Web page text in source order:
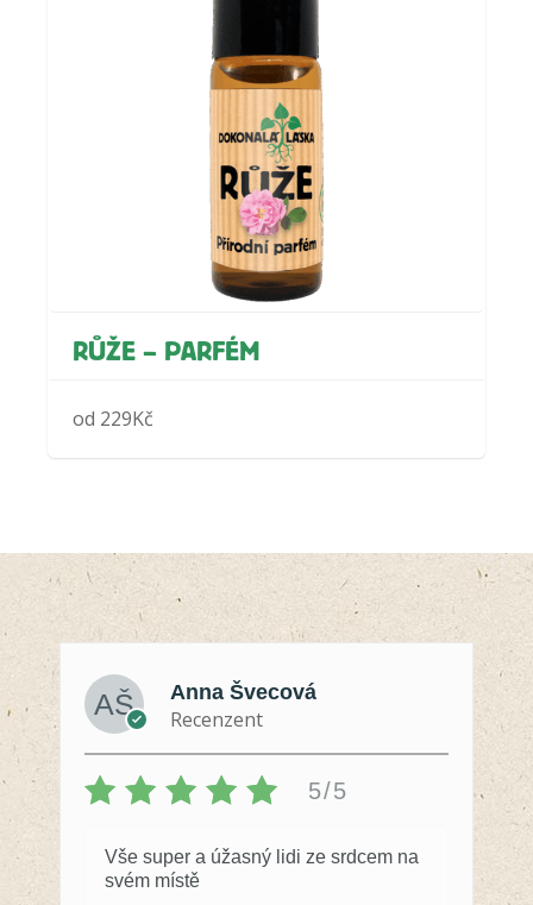
RŮŽE – PARFÉM
od 229Kč
Anna Švecová
Recenzent
5/5
Vše super a úžasný lidi ze srdcem na
svém místě